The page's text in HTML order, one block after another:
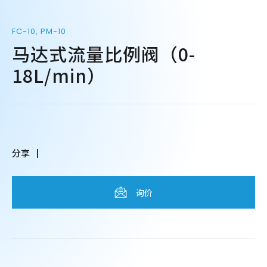
FC-10, PM-10
马达式流量比例阀（0-
18L/min）
分享
询价